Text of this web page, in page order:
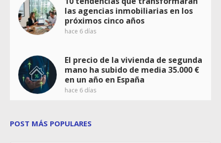
las agencias inmobiliarias en los
próximos cinco años
hace 6 días
El precio de la vivienda de segunda
mano ha subido de media 35.000 €
en un año en España
hace 6 días
POST MÁS POPULARES